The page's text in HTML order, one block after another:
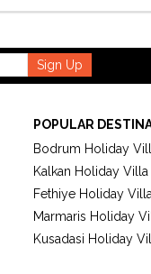
Sign Up
POPULAR
Bodrum Holiday
Kalkan Holiday Villa
Fethiye Holiday Villa
Marmaris Holiday
Kusadasi Holiday